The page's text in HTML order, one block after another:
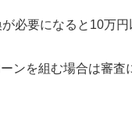
必要になると10万円
ンを組む場合は審査